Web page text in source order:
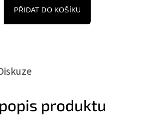
PŘIDAT DO KOŠÍKU
produktu